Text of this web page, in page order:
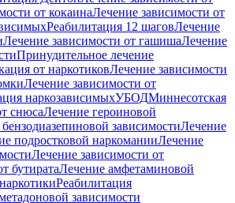
от кокаинаЛечение зависимости от
Реабилитация 12 шаговЛечение
Лечение зависимости от гашишаЛечение
Принудительное лечение
от наркотиковЛечение зависимости
Лечение зависимости от
наркозависимыхУБОДМиннесотская
снюсаЛечение героиновой
зависимостиЛечение
подростковой наркоманииЛечение
Лечение зависимости от
бутиратаЛечение амфетаминовой
Реабилитация
зависимости